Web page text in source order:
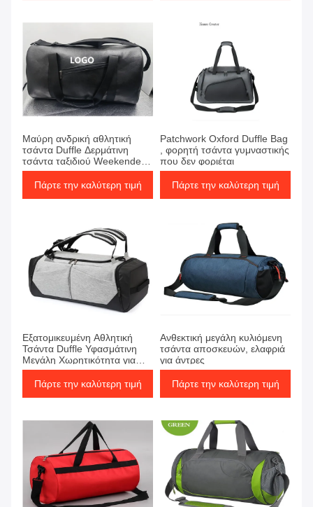
Μαύρη ανδρική αθλητική
τσάντα Duffle Δερμάτινη
τσάντα ταξιδιού Weekender
Overnight Duffel Bag
Πάρτε την καλύτερη τιμή
Patchwork Oxford Duffle Bag
, φορητή τσάντα γυμναστικής
που δεν φοριέται
Πάρτε την καλύτερη τιμή
Εξατομικευμένη Αθλητική
Τσάντα Duffle Υφασμάτινη
Μεγάλη Χωρητικότητα για
Γυμναστήριο
Πάρτε την καλύτερη τιμή
Ανθεκτική μεγάλη κυλιόμενη
τσάντα αποσκευών, ελαφριά
για άντρες
Πάρτε την καλύτερη τιμή